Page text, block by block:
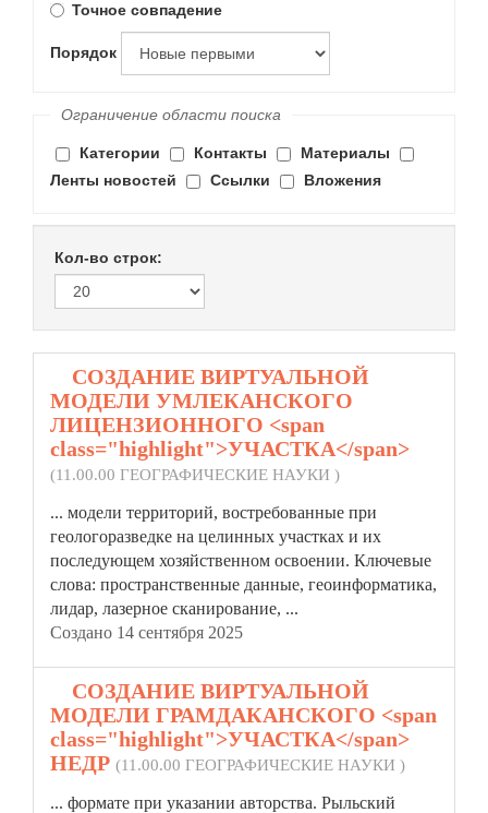
Точное совпадение
Порядок
Ограничение области поиска
Категории Контакты
Материалы
Ленты новостей
Ссылки Вложения
Кол-во строк:
СОЗДАНИЕ ВИРТУАЛЬНОЙ
МОДЕЛИ УМЛЕКАНСКОГО
ЛИЦЕНЗИОННОГО <span
class="highlight">УЧАСТКА</span>
(11.00.00 ГЕОГРАФИЧЕСКИЕ НАУКИ )
... модели территорий, востребованные при
геологоразведке на целинных участках и их
последующем хозяйственном освоении. Ключевые
слова: пространственные данные, геоинформатика,
лидар, лазерное сканирование, ...
Создано 14 сентября 2025
СОЗДАНИЕ ВИРТУАЛЬНОЙ
МОДЕЛИ ГРАМДАКАНСКОГО <span
class="highlight">УЧАСТКА</span>
НЕДР (11.00.00 ГЕОГРАФИЧЕСКИЕ НАУКИ )
... формате при указании авторства. Рыльский